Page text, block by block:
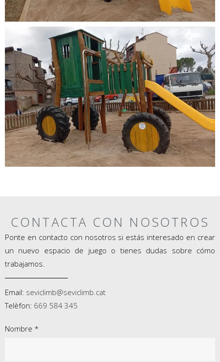
CONTACTA CON NOSOTROS
Ponte en contacto con nosotros si estás interesado en crear
un nuevo espacio de juego o tienes dudas sobre cómo
trabajamos.
Email: seviclimb@seviclimb.cat
Telèfon: 669 584 345
Nombre *